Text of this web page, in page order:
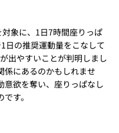
象に、1日7時間座りっぱ
日の推奨運動量をこなして
出やすいことが判明しまし
係にあるのかもしれませ
意欲を奪い、座りっぱなし
す。